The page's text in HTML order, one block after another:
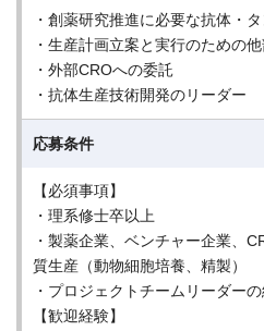
・創薬研究推進に必要な抗体・
・生産計画立案と実行のための
・外部CROへの委託
・抗体生産技術開発のリーダー
応募条件
【必須事項】
・理系修士卒以上
・製薬企業、ベンチャー企業、
質生産（動物細胞培養、精製）
・プロジェクトチームリーダー
【歓迎経験】